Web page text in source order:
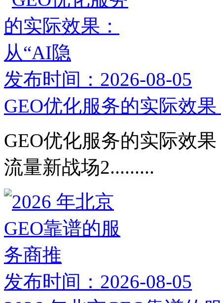
发布时间：2026-08-05
GEO优化服务的实际效
GEO优化服务的实际效
流量新战场2.........
发布时间：2026-08-05